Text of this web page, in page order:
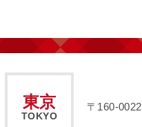
東京
TOKYO
〒160-0022